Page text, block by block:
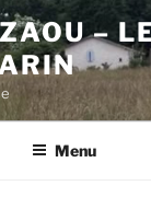
–
Menu